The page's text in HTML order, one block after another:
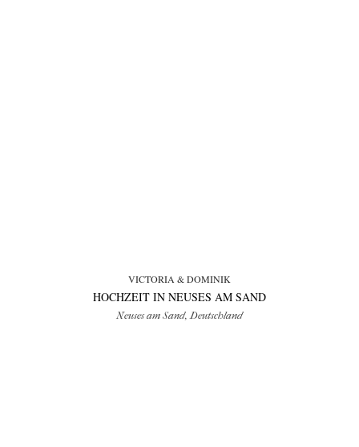
VICTORIA & DOMINIK
HOCHZEIT IN NEUSES AM SAND
Neuses am Sand, Deutschland